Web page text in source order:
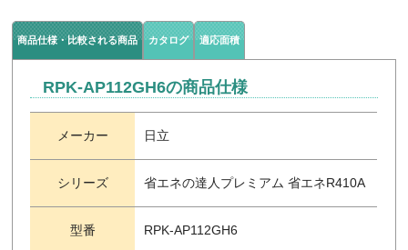
商品仕様・比較される商品 カタログ 適応面積
RPK-AP112GH6の商品仕様
メーカー 日立
シリーズ 省エネの達人プレミアム 省エネR410A
型番 RPK-AP112GH6